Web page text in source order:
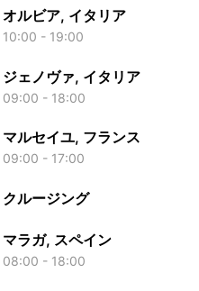
オルビア, イタリア
10:00 - 19:00
ジェノヴァ, イタリア
09:00 - 18:00
マルセイユ, フランス
09:00 - 17:00
クルージング
マラガ, スペイン
08:00 - 18:00